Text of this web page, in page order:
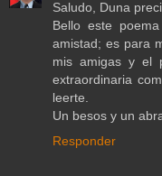
Saludo, Duna
Bello este
amistad; es para
mis amigas y el
extraordinaria
leerte.
Un besos y un
Responder